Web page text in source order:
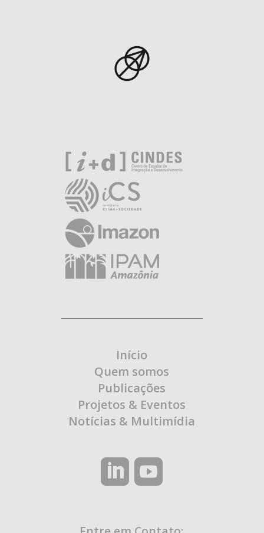
Início
Quem somos
Publicações
Projetos & Eventos
Notícias & Multimídia